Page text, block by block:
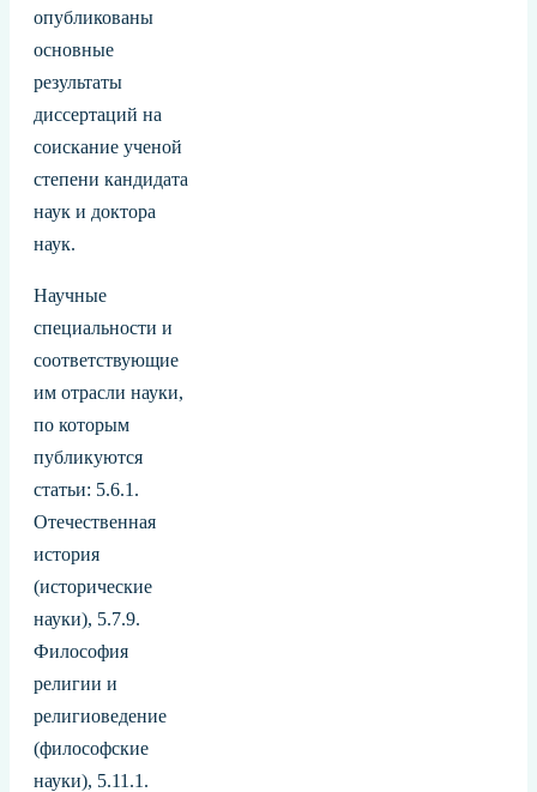
опубликованы
основные
результаты
диссертаций на
соискание ученой
степени кандидата
наук и доктора
наук.
Научные
специальности и
соответствующие
им отрасли науки,
по которым
публикуются
статьи: 5.6.1.
Отечественная
история
(исторические
науки), 5.7.9.
Философия
религии и
религиоведение
(философские
науки), 5.11.1.